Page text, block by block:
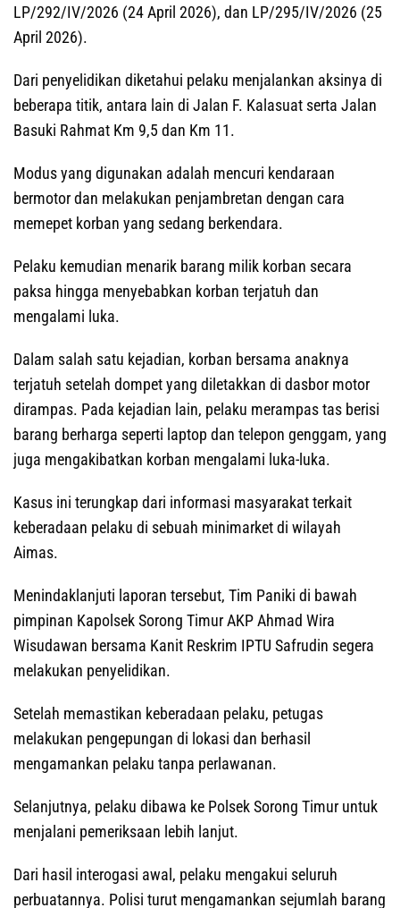
LP/292/IV/2026 (24 April 2026), dan LP/295/IV/2026 (25
April 2026).
Dari penyelidikan diketahui pelaku menjalankan aksinya di
beberapa titik, antara lain di Jalan F. Kalasuat serta Jalan
Basuki Rahmat Km 9,5 dan Km 11.
Modus yang digunakan adalah mencuri kendaraan
bermotor dan melakukan penjambretan dengan cara
memepet korban yang sedang berkendara.
Pelaku kemudian menarik barang milik korban secara
paksa hingga menyebabkan korban terjatuh dan
mengalami luka.
Dalam salah satu kejadian, korban bersama anaknya
terjatuh setelah dompet yang diletakkan di dasbor motor
dirampas. Pada kejadian lain, pelaku merampas tas berisi
barang berharga seperti laptop dan telepon genggam, yang
juga mengakibatkan korban mengalami luka-luka.
Kasus ini terungkap dari informasi masyarakat terkait
keberadaan pelaku di sebuah minimarket di wilayah
Aimas.
Menindaklanjuti laporan tersebut, Tim Paniki di bawah
pimpinan Kapolsek Sorong Timur AKP Ahmad Wira
Wisudawan bersama Kanit Reskrim IPTU Safrudin segera
melakukan penyelidikan.
Setelah memastikan keberadaan pelaku, petugas
melakukan pengepungan di lokasi dan berhasil
mengamankan pelaku tanpa perlawanan.
Selanjutnya, pelaku dibawa ke Polsek Sorong Timur untuk
menjalani pemeriksaan lebih lanjut.
Dari hasil interogasi awal, pelaku mengakui seluruh
perbuatannya. Polisi turut mengamankan sejumlah barang